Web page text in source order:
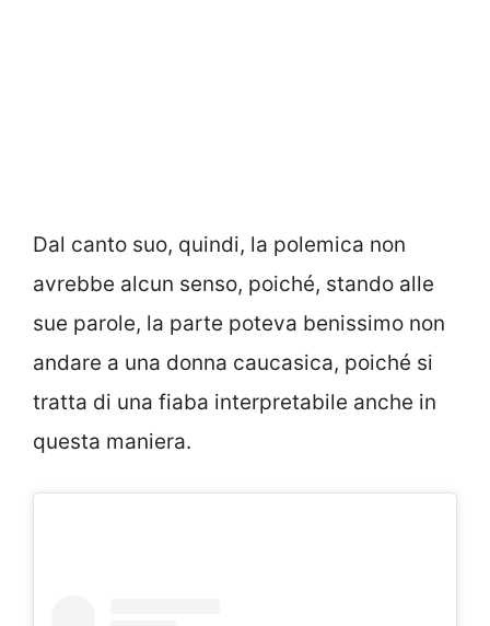
Dal canto suo, quindi, la polemica non
avrebbe alcun senso, poiché, stando alle
sue parole, la parte poteva benissimo non
andare a una donna caucasica, poiché si
tratta di una fiaba interpretabile anche in
questa maniera.